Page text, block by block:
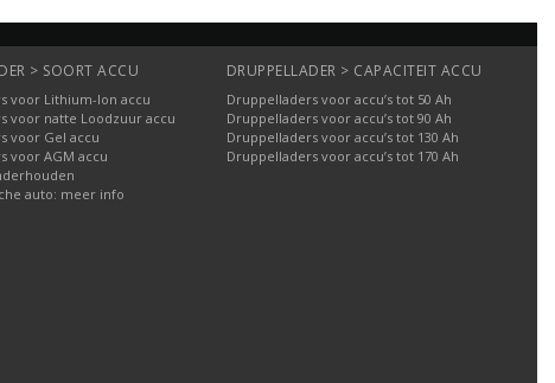
> SOORT ACCU
voor Lithium-Ion accu
voor natte Loodzuur accu
voor Gel accu
voor AGM accu
auto: meer info
DRUPPELLADER > CAPACITEIT ACCU
Druppelladers voor accu’s tot 50 Ah
Druppelladers voor accu’s tot 90 Ah
Druppelladers voor accu’s tot 130 Ah
Druppelladers voor accu’s tot 170 Ah